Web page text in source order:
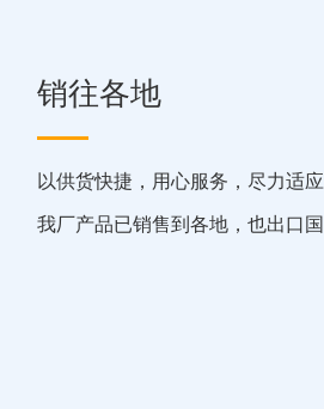
贴心服务
充足的货物储备，快捷的物流团
出，为客户带来便利。